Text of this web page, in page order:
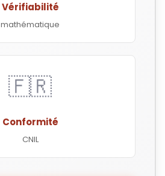
Vérifiabilité
mathématique
🇫🇷
Conformité
CNIL